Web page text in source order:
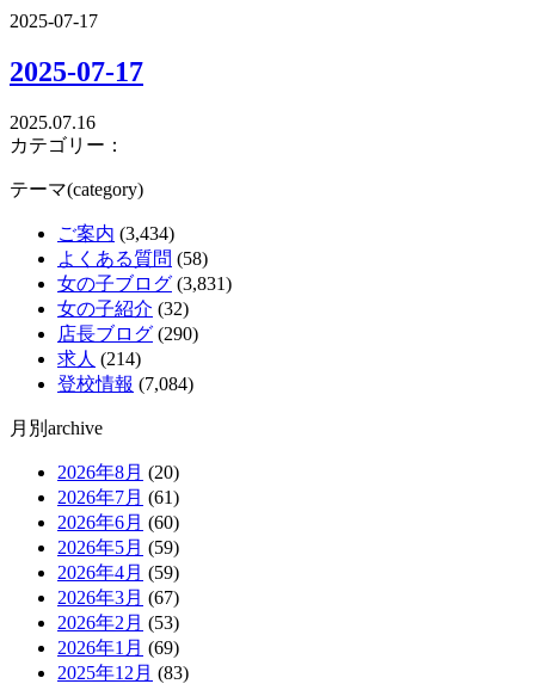
2025-07-17
2025-07-17
2025.07.16
カテゴリー：
テーマ(category)
ご案内 (3,434)
よくある質問 (58)
女の子ブログ (3,831)
女の子紹介 (32)
店長ブログ (290)
求人 (214)
登校情報 (7,084)
月別archive
2026年8月 (20)
2026年7月 (61)
2026年6月 (60)
2026年5月 (59)
2026年4月 (59)
2026年3月 (67)
2026年2月 (53)
2026年1月 (69)
2025年12月 (83)